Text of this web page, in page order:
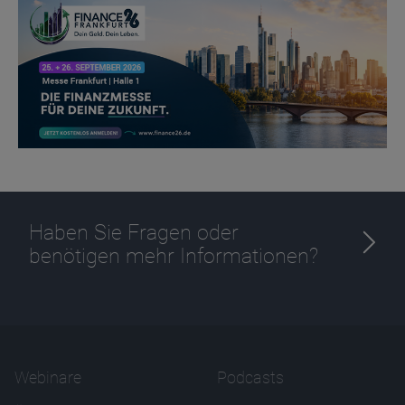
Haben Sie Fragen oder
benötigen mehr Informationen?
Webinare Podcasts